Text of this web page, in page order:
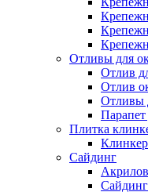
Отливы для
Отлив
Отлив
Отливы
Парапет
Плитка
Сайдинг